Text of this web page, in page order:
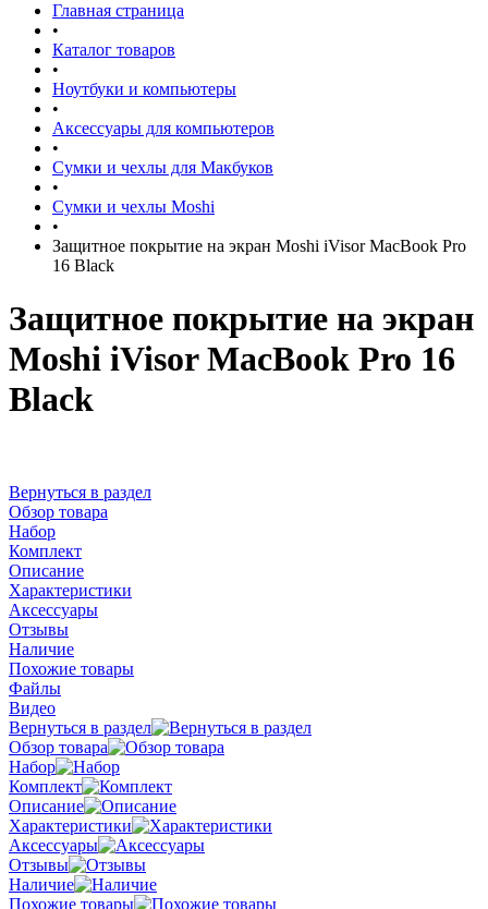
Главная страница
•
Каталог товаров
•
Ноутбуки и компьютеры
•
Аксессуары для компьютеров
•
Сумки и чехлы для Макбуков
•
Сумки и чехлы Moshi
•
Защитное покрытие на экран Moshi iVisor MacBook Pro
16 Black
Защитное покрытие на экран
Moshi iVisor MacBook Pro 16
Black
Вернуться в раздел
Обзор товара
Набор
Комплект
Описание
Характеристики
Аксессуары
Отзывы
Наличие
Похожие товары
Файлы
Видео
Вернуться в раздел
Обзор товара
Набор
Комплект
Описание
Характеристики
Аксессуары
Отзывы
Наличие
Похожие товары